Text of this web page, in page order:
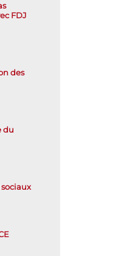
FDJ
des
du